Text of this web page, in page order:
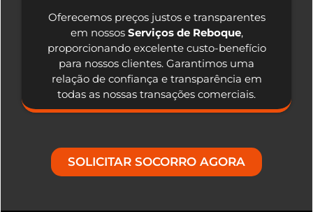
Oferecemos preços justos e transparentes
em nossos Serviços de Reboque,
proporcionando excelente custo-benefício
para nossos clientes. Garantimos uma
relação de confiança e transparência em
todas as nossas transações comerciais.
SOLICITAR SOCORRO AGORA